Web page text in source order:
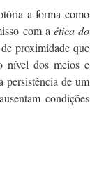
a forma como
com a ética do
proximidade que
nível dos meios e
persistência de um
condições